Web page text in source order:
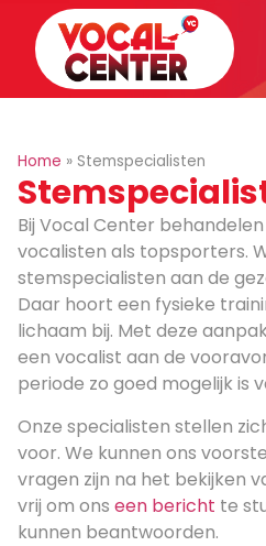
Home » Stemspecialisten
Bij Vocal Center
vocalisten als topsporters.
stemspecialisten aan de
Daar hoort een fysieke
lichaam bij. Met deze
een vocalist aan de
periode zo goed mogelijk is
Onze specialisten stellen
voor. We kunnen ons
vragen zijn na het bekijken
vrij om ons een bericht te
kunnen beantwoorden.